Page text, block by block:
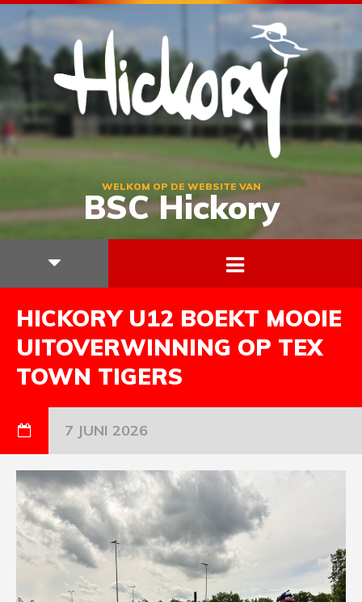
WELKOM OP DE WEBSITE VAN
BSC Hickory
HICKORY U12 BOEKT MOOIE
UITOVERWINNING OP TEX
TOWN TIGERS
7 JUNI 2026